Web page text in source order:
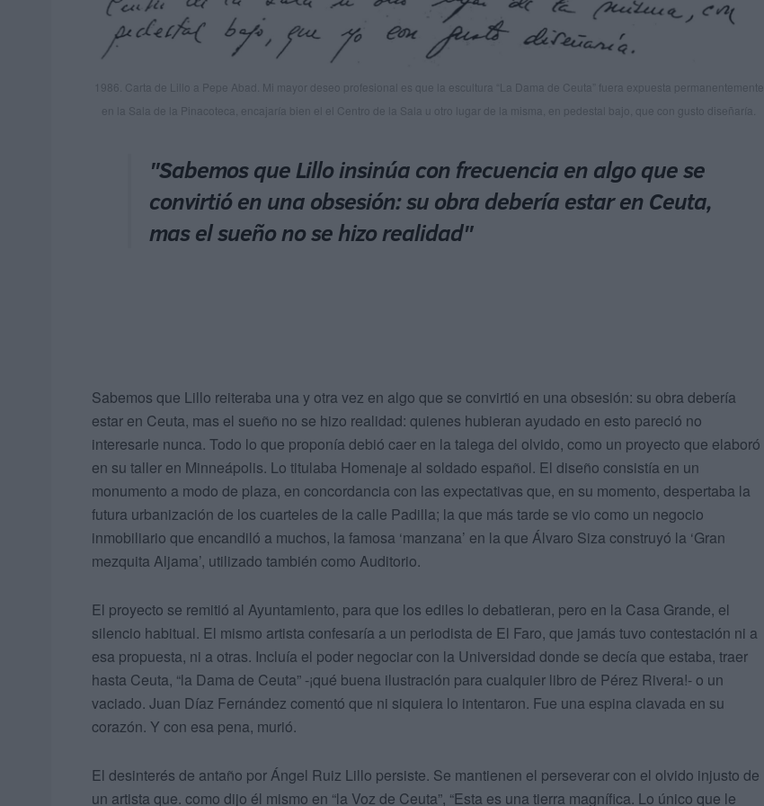
1986. Carta de Lillo a Pepe Abad. Mi mayor deseo profesional es que la escultura “La Dama de Ceuta” fuera expuesta permanentemente
en la Sala de la Pinacoteca, encajaría bien el el Centro de la Sala u otro lugar de la misma, en pedestal bajo, que con gusto diseñaría.
"Sabemos que Lillo insinúa con frecuencia en algo que se
convirtió en una obsesión: su obra debería estar en Ceuta,
mas el sueño no se hizo realidad"
Sabemos que Lillo reiteraba una y otra vez en algo que se convirtió en una obsesión: su obra debería
estar en Ceuta, mas el sueño no se hizo realidad: quienes hubieran ayudado en esto pareció no
interesarle nunca. Todo lo que proponía debió caer en la talega del olvido, como un proyecto que elaboró
en su taller en Minneápolis. Lo titulaba Homenaje al soldado español. El diseño consistía en un
monumento a modo de plaza, en concordancia con las expectativas que, en su momento, despertaba la
futura urbanización de los cuarteles de la calle Padilla; la que más tarde se vio como un negocio
inmobiliario que encandiló a muchos, la famosa ‘manzana’ en la que Álvaro Siza construyó la ‘Gran
mezquita Aljama’, utilizado también como Auditorio.
El proyecto se remitió al Ayuntamiento, para que los ediles lo debatieran, pero en la Casa Grande, el
silencio habitual. El mismo artista confesaría a un periodista de El Faro, que jamás tuvo contestación ni a
esa propuesta, ni a otras. Incluía el poder negociar con la Universidad donde se decía que estaba, traer
hasta Ceuta, “la Dama de Ceuta” -¡qué buena ilustración para cualquier libro de Pérez Rivera!- o un
vaciado. Juan Díaz Fernández comentó que ni siquiera lo intentaron. Fue una espina clavada en su
corazón. Y con esa pena, murió.
El desinterés de antaño por Ángel Ruiz Lillo persiste. Se mantienen el perseverar con el olvido injusto de
un artista que. como dijo él mismo en “la Voz de Ceuta”, “Esta es una tierra magnífica. Lo único que le